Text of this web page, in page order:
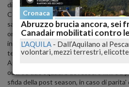
di normalita' che daremo. Nel mese di
Consiglio Federale in programma il 31
saremo all'Esposizione Universale per
ordinaria" ha aggiunto. Nel corso
inoltre assegnata a B 4 Capital, la
televisivi internazionali del campionato
Approvata anche una piccola modifica ai
out: se due squadre dovessero finire a
sfida della post season, in caso di parita'
Cronaca
Abruzzo brucia ancora, sei
Canadair mobilitati contro
L'AQUILA - Dall’Aquilano al
volontari, mezzi terrestri,